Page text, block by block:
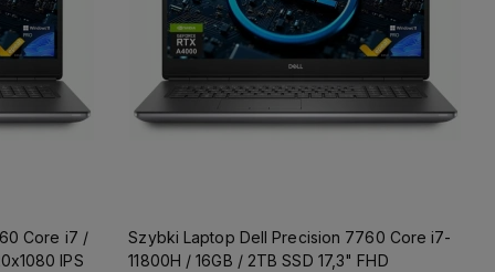
Core i7 /
IPS
Szybki Laptop Dell Precision 7760 Core i7-
11800H / 16GB / 2TB SSD 17,3" FHD